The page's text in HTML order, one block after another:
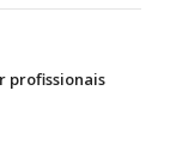
profissionais